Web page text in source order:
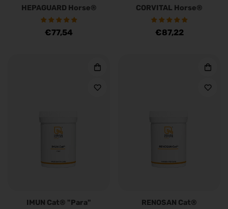
HEPAGUARD Horse®
Regulärer
€77,54
CORVITAL Horse®
Regulärer
€87,22
IMUN Cat® "Para" RENOSAN Cat®